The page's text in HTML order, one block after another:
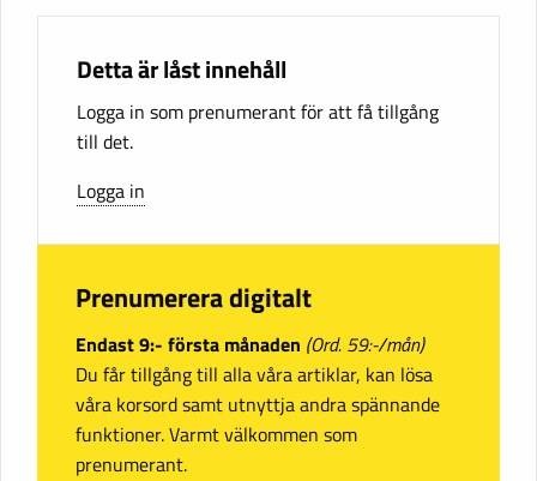
Detta är låst innehåll
Logga in som prenumerant för att få tillgång
till det.
Logga in
Prenumerera digitalt
Endast 9:- första månaden (Ord. 59:-/mån)
Du får tillgång till alla våra artiklar, kan lösa
våra korsord samt utnyttja andra spännande
funktioner. Varmt välkommen som
prenumerant.